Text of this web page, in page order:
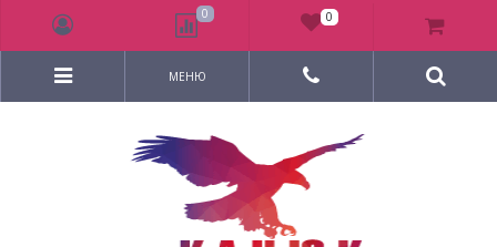
МЕНЮ
0 0